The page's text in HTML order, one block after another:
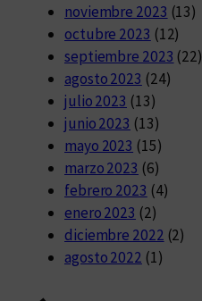
noviembre 2023 (13)
octubre 2023 (12)
septiembre 2023 (22)
agosto 2023 (24)
julio 2023 (13)
junio 2023 (13)
mayo 2023 (15)
marzo 2023 (6)
febrero 2023 (4)
enero 2023 (2)
diciembre 2022 (2)
agosto 2022 (1)